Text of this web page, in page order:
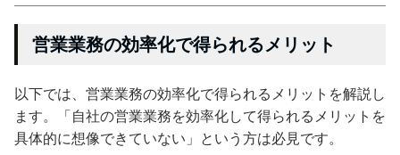
営業業務の効率化で得られるメリット
以下では、営業業務の効率化で得られるメリットを解説し
ます。「自社の営業業務を効率化して得られるメリットを
具体的に想像できていない」という方は必見です。